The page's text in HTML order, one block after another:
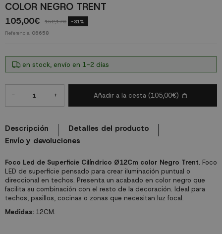
COLOR NEGRO TRENT
105,00€ 152,17€ -31%
Referencia 06658
Foco Led de Superficie Cilíndrico Ø12Cm color Negro Trent. Foco
LED de superficie pensado para crear iluminación puntual o
direccional en techos. Presenta un acabado en color negro que
facilita su combinación con el resto de la decoración. Ideal para
techos, pasillos, cocinas o zonas que necesitan luz focal.
Medidas:12CM.
en stock, envío en 1-2 días
- + Añadir a la cesta (105,00€)
Descripción
Detalles del producto
Envío y devoluciones